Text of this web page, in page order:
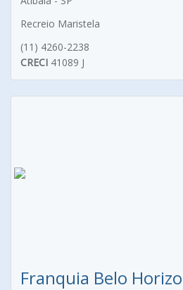
Recreio Maristela
(11) 4260-2238
CRECI 41089 J
Franquia Belo